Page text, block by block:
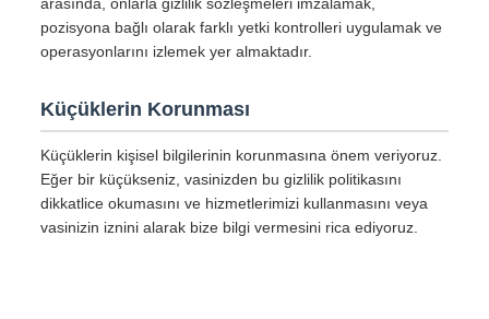
pozisyona bağlı olarak farklı yetki kontrolleri uygulamak ve
operasyonlarını izlemek yer almaktadır.
Küçüklerin Korunması
Küçüklerin kişisel bilgilerinin korunmasına önem veriyoruz.
Eğer bir küçükseniz, vasinizden bu gizlilik politikasını
dikkatlice okumasını ve hizmetlerimizi kullanmasını veya
vasinizin iznini alarak bize bilgi vermesini rica ediyoruz.